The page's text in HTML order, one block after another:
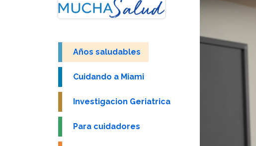
Años saludables
Cuidando a Miami
Investigacion Geriatrica
Para cuidadores